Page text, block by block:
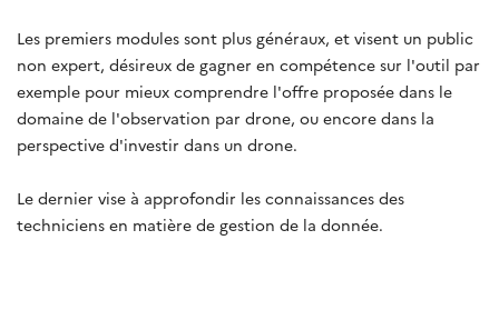
Les premiers modules sont plus généraux, et visent un public
non expert, désireux de gagner en compétence sur l'outil par
exemple pour mieux comprendre l'offre proposée dans le
domaine de l'observation par drone, ou encore dans la
perspective d'investir dans un drone.
Le dernier vise à approfondir les connaissances des
techniciens en matière de gestion de la donnée.